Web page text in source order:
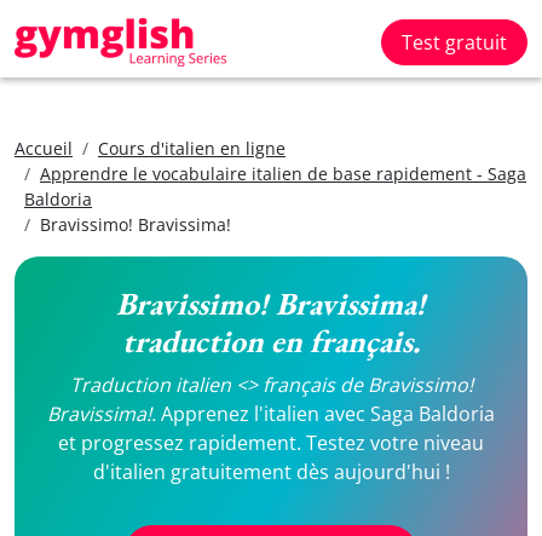
Test gratuit
Accueil
Cours d'italien en ligne
Apprendre le vocabulaire italien de base rapidement - Saga
Baldoria
Bravissimo! Bravissima!
Bravissimo! Bravissima!
traduction en français.
Traduction italien <> français de Bravissimo!
Bravissima!.Apprenez l'italien avec Saga Baldoria
et progressez rapidement. Testez votre niveau
d'italien gratuitement dès aujourd'hui !